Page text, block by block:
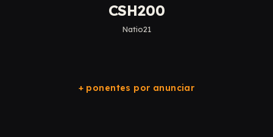
CSH200
Natio21
+ ponentes por anunciar